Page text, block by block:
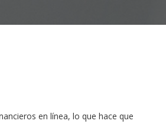
en línea, lo que hace que